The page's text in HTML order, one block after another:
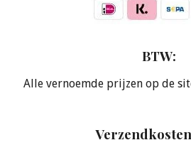
BTW:
Alle vernoemde prijzen op de